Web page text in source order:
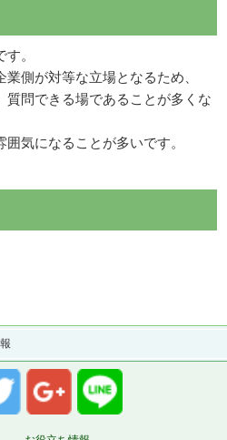
。
側が対等な立場となるため、
質問できる場であることが多くな
気になることが多いです。